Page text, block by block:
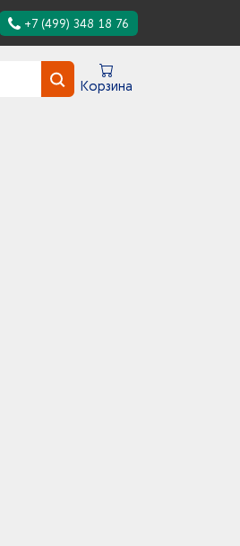
+7 (499) 348 18 76
Корзина